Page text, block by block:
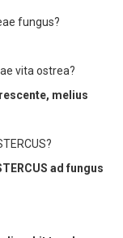
fungus?
vita ostrea?
melius
ad fungus